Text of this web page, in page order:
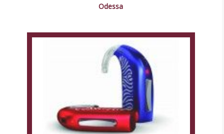
Odessa